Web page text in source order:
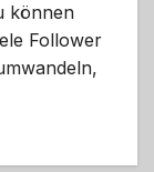
können
Follower